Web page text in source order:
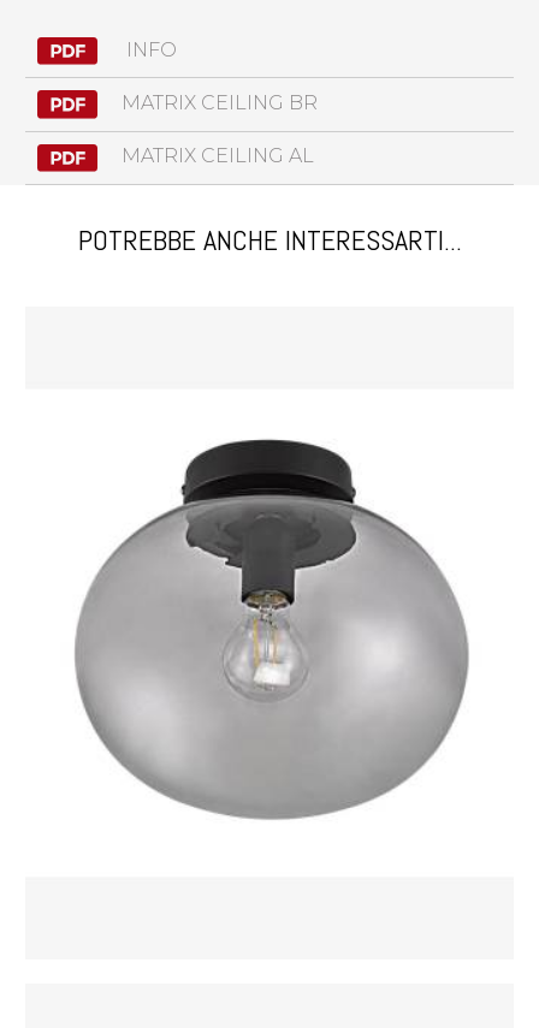
INFO
MATRIX CEILING BR
MATRIX CEILING AL
POTREBBE ANCHE INTERESSARTI...